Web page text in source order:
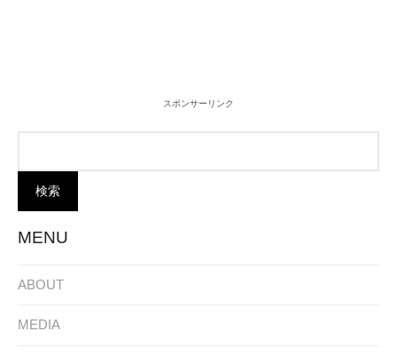
スポンサーリンク
MENU
ABOUT
MEDIA